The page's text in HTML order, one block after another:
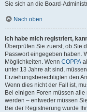
Sie sich an die Board-
Nach oben
Ich habe mich registriert,
Überprüfen Sie zuerst, ob Sie
Passwort eingegeben haben.
Möglichkeiten. Wenn COPPA
unter 13 Jahre alt sind,
Erziehungsberechtigten den
Wenn dies nicht der Fall ist,
Bei einigen Foren müssen
werden – entweder müssen
Bei der Registrierung wurde